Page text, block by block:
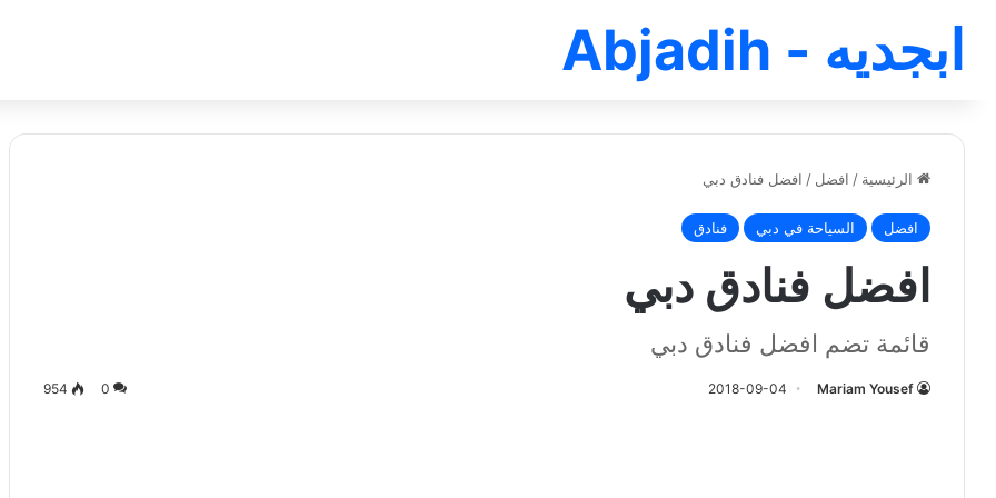
ابجديه - Abjadih
الرئيسية / افضل / افضل فنادق دبي
افضل السياحة في دبي فنادق
افضل فنادق دبي
قائمة تضم افضل فنادق دبي
Mariam Yousef
2018-09-04
0
954